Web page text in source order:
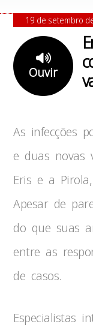
Ouvir
19 de setembro
As infecções
e duas novas
Eris e a
Apesar de
do que suas
entre as
de casos.
Especialistas